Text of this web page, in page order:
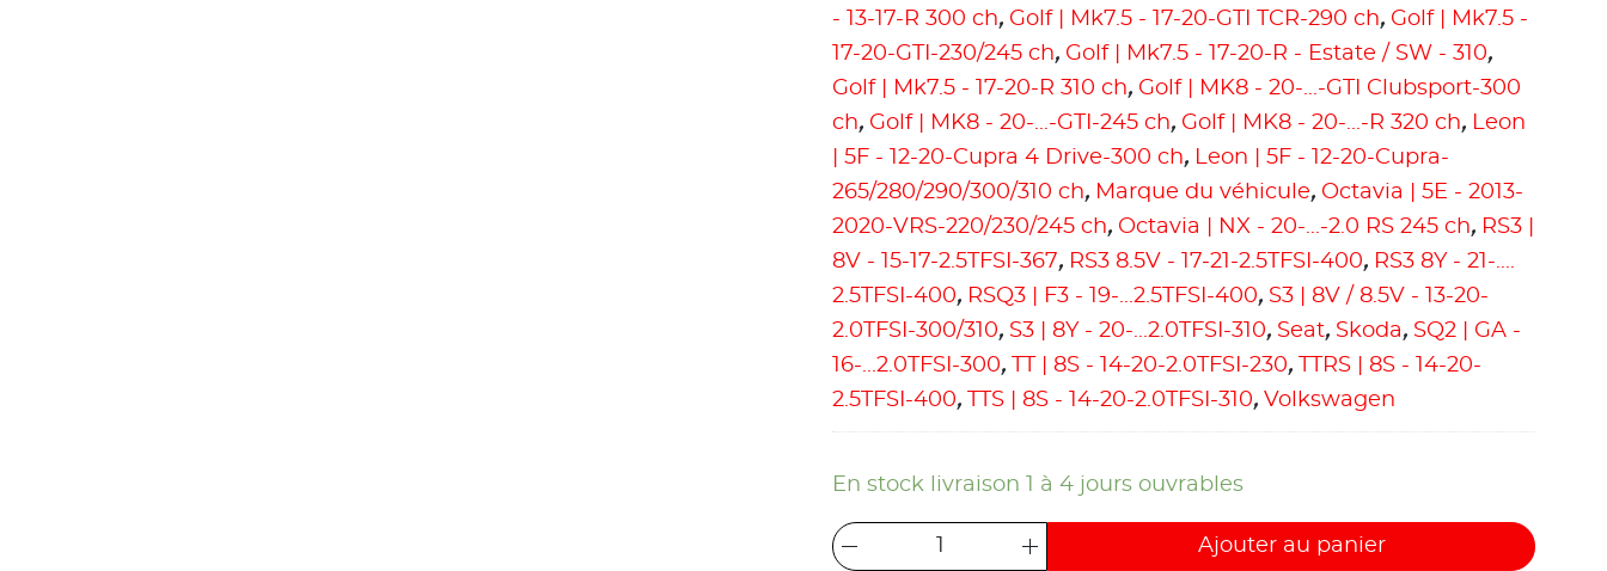
- 13-17-R 300 ch, Golf | Mk7.5 - 17-20-GTI TCR-290 ch, Golf | Mk7.5 -
17-20-GTI-230/245 ch, Golf | Mk7.5 - 17-20-R - Estate / SW - 310,
Golf | Mk7.5 - 17-20-R 310 ch, Golf | MK8 - 20-...-GTI Clubsport-300
ch, Golf | MK8 - 20-...-GTI-245 ch, Golf | MK8 - 20-...-R 320 ch, Leon
| 5F - 12-20-Cupra 4 Drive-300 ch, Leon | 5F - 12-20-Cupra-
265/280/290/300/310 ch, Marque du véhicule, Octavia | 5E - 2013-
2020-VRS-220/230/245 ch, Octavia | NX - 20-...-2.0 RS 245 ch, RS3 |
8V - 15-17-2.5TFSI-367, RS3 8.5V - 17-21-2.5TFSI-400, RS3 8Y - 21-....
2.5TFSI-400, RSQ3 | F3 - 19-...2.5TFSI-400, S3 | 8V / 8.5V - 13-20-
2.0TFSI-300/310, S3 | 8Y - 20-...2.0TFSI-310, Seat, Skoda, SQ2 | GA -
16-...2.0TFSI-300, TT | 8S - 14-20-2.0TFSI-230,
TTRS | 8S - 14-20-
2.5TFSI-400, TTS | 8S - 14-20-2.0TFSI-310,Volkswagen
En stock livraison 1 à 4 jours ouvrables
Ajouter au panier